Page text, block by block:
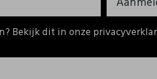
Bekijk dit in onze